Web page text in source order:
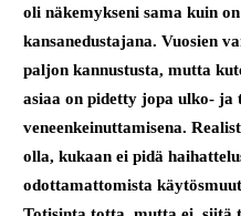
oli näkemykseni sama kuin
kansanedustajana. Vuosien
paljon kannustusta, mutta
asiaa on pidetty jopa ulko- ja
veneenkeinuttamisena.
olla, kukaan ei pidä
odottamattomista